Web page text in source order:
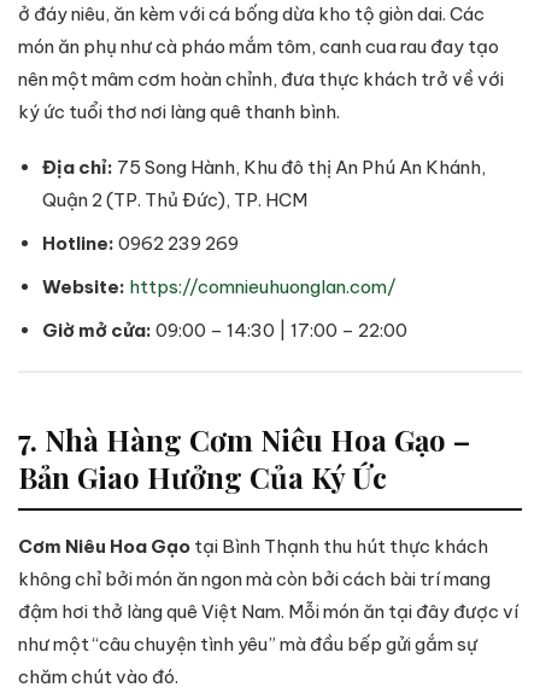
ở đáy niêu, ăn kèm với cá bống dừa kho tộ giòn dai. Các
món ăn phụ như cà pháo mắm tôm, canh cua rau đay tạo
nên một mâm cơm hoàn chỉnh, đưa thực khách trở về với
ký ức tuổi thơ nơi làng quê thanh bình.
Địa chỉ: 75 Song Hành, Khu đô thị An Phú An Khánh,
Quận 2 (TP. Thủ Đức), TP. HCM
Hotline: 0962 239 269
Website: https://comnieuhuonglan.com/
Giờ mở cửa: 09:00 – 14:30 | 17:00 – 22:00
7. Nhà Hàng Cơm Niêu Hoa Gạo –
Bản Giao Hưởng Của Ký Ức
Cơm Niêu Hoa Gạo tại Bình Thạnh thu hút thực khách
không chỉ bởi món ăn ngon mà còn bởi cách bài trí mang
đậm hơi thở làng quê Việt Nam. Mỗi món ăn tại đây được ví
như một “câu chuyện tình yêu” mà đầu bếp gửi gắm sự
chăm chút vào đó.